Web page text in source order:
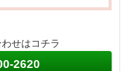
せはコチラ
2620